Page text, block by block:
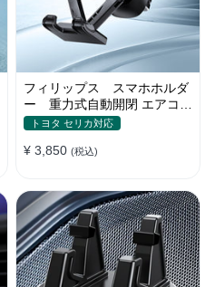
フィリップス スマホホルダ
ー 重力式自動開閉 エアコン
吹き出し口用 クリップ式 車
トヨタ セリカ対応
¥ 3,850 (税込)